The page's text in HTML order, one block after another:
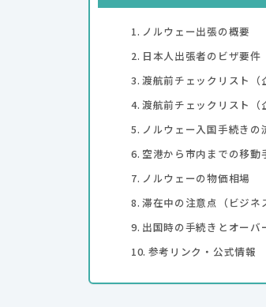
ノルウェー出張の概要
日本人出張者のビザ要件
渡航前チェックリスト（
渡航前チェックリスト（
ノルウェー入国手続きの
空港から市内までの移動
ノルウェーの物価相場
滞在中の注意点（ビジネ
出国時の手続きとオーバ
参考リンク・公式情報